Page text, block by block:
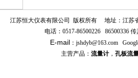
江苏恒大仪表有限公司 版权所有
地址：江苏
电话： 0517-86500226 86500336 传
E-mail ： jshdyb@163.com
主营产品： 流量计， 孔板流